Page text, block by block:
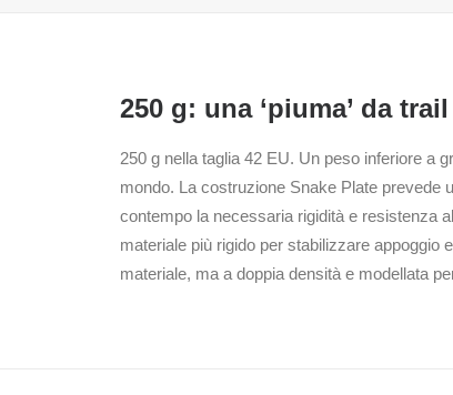
250 g: una ‘piuma’ da
250 g nella taglia 42 EU. Un peso inferiore a
mondo. La costruzione Snake Plate prevede
contempo la necessaria rigidità e resistenza
materiale più rigido per stabilizzare appoggio
materiale, ma a doppia densità e modellata